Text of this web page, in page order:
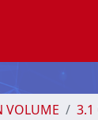
VOLUME